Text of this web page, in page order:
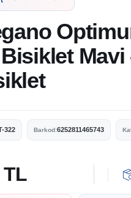
Mavi
322 Barkod:6252811465743
TL